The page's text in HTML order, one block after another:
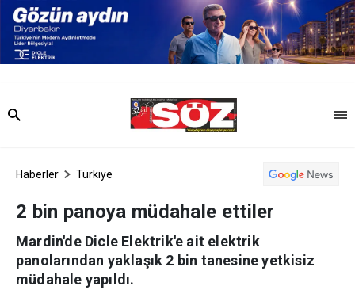
Haberler Türkiye
2 bin panoya müdahale ettiler
Mardin'de Dicle Elektrik'e ait elektrik
panolarından yaklaşık 2 bin tanesine yetkisiz
müdahale yapıldı.